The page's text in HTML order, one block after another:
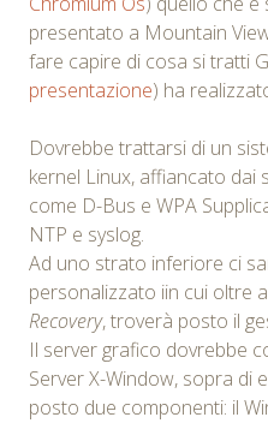
presentato a Mountain
fare capire di cosa si tratti
presentazione) ha
Dovrebbe trattarsi di un
kernel Linux, affiancato dai
come D-Bus e WPA
NTP e syslog.
Ad uno strato inferiore ci
personalizzato iin cui oltre
Recovery, troverà posto il
Il server grafico dovrebbe
Server X-Window, sopra di
posto due componenti: il